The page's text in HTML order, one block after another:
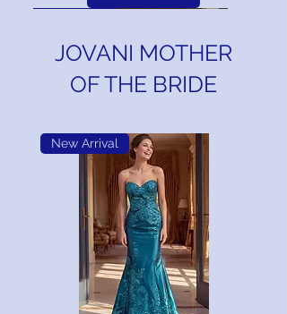
Couture Strapless Bridal Ball
Gown & Lace Bolero
一般價格
US$750.00促銷價格
US$637.50
Couture Lace & Tulle Short
Sleeve Bridal Gown
一般價格
US$685.00促銷價格
US$582.25
Strapless with Plunging Neckline,
Pearl & Crystal Embellished
一般價格
US$580.00促銷價格
US$493.00
Layered Tulle A-Line Bridal Gown
with Embellished Lace
一般價格
US$375.00促銷價格
US$318.75
Deep V-Neckline Mikado Bridal
Gown
一般價格
US$198.00促銷價格
US$168.30
Strapless Chiffon Bridal Gown
一般價格
US$198.00促銷價格
US$168.30
MID SUMMER SALE!
Jovani Strapless Ball Gown Bridal
Gown W/ Crystal Bodice JB45132
一般價格
US$6,490.00促銷價格
US$5,516.50
Jovani Strapless Mermaid Bridal
Gown With Tulle Skirt JB45361
一般價格
US$1,210.00促銷價格
US$1,028.50
Jovani High Neck Lace Sheath
Bridal Gown JB45767
一般價格
US$1,298.00促銷價格
US$1,103.30
Jovani 51689 Ivory Strapless
Floral Applique Mermaid Gown
一般價格
US$649.00促銷價格
US$551.65
Strapless Embroidered Bridal
Gown
一般價格
US$898.00促銷價格
US$763.30
Long Sleeve High Neck Satin
Embroidered Bridal Gown
一般價格
US$898.00促銷價格
US$763.30
Sleeveless Embroidered
Sleeveless Beaded Gown
一般價格
US$855.00促銷價格
US$726.75
Couture Embroidered Bridal
Gown
一般價格
US$798.00促銷價格
US$678.30
Elegant Satin Flattering Silhouette
Off-White Gown
一般價格
US$289.00促銷價格
US$245.65
Couture Jacquard Mermaid
Sleeveless Bridal Gown
一般價格
US$777.00促銷價格
US$660.45
Couture Embroidered Bridal
Gown With Removable Jacket
一般價格
US$1,098.00促銷價格
US$933.30
Couture Embroidered Bridal
Gown With Removable Sleeves
一般價格
US$878.00促銷價格
US$746.30
Couture Jacquard Mermaid
Sleeveless Bridal Gown
一般價格
US$777.00促銷價格
US$660.45
Couture Long Cap Sleeve
Embroidered Bridal Gown
一般價格
US$980.00促銷價格
US$833.00
Couture Elegant Satin Bridal
Gown W/ Train
一般價格
US$777.00促銷價格
US$660.45
Fitted Overskirt Embroidered
Bridal Gown
一般價格
US$458.00促銷價格
US$389.30
Couture Embroidered Long
Sleeve Bridal Gown
一般價格
US$1,189.00促銷價格
US$1,010.65
Couture Stunning Satin Bridal
Gown
一般價格
US$988.00促銷價格
US$839.80
Jovani Strapless Lace Gown with
Overskirt 49731
一般價格
US$708.00促銷價格
US$601.80
Elegant Embroidered
Embellished Bridal Gown
一般價格
US$988.00促銷價格
US$839.80
Jovani Strapless Lace Gown with
Overskirt 49731
一般價格
US$708.00促銷價格
US$601.80
Jovani Elegant Strapless Corset
Bridal Gown with Lace Details
JB42766
Jovani One Shoulder Tiered Tulle
Bridal Gown JB42769
一般價格
US$1,430.00促銷價格
US$1,215.50
JOVANI MOTHER
OF THE BRIDE
New Arrival